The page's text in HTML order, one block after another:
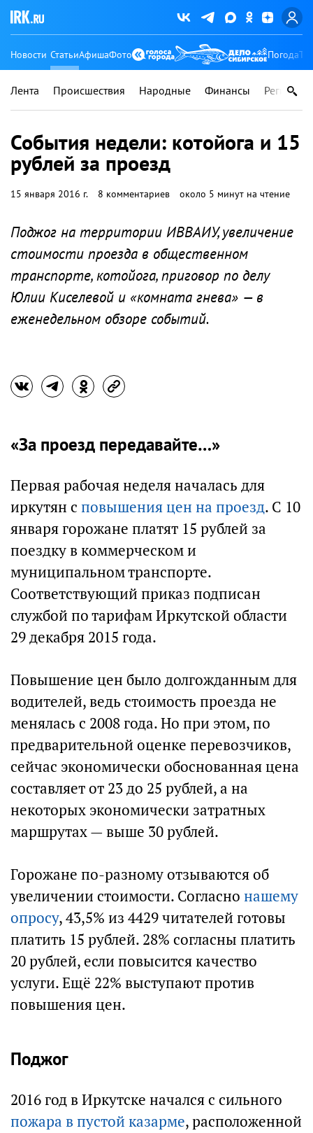
Новости СтатьиАфишаФото Погода
Лента Происшествия Народные Финансы Регионы
События недели: котойога и 15
рублей за проезд
15 января 2016 г. 8 комментариев около 5 минут на чтение
Поджог на территории ИВВАИУ, увеличение
стоимости проезда в общественном
транспорте, котойога, приговор по делу
Юлии Киселевой и «комната гнева» — в
еженедельном обзоре событий.
«За проезд передавайте…»
Первая рабочая неделя началась для
иркутян с повышения цен на проезд. С 10
января горожане платят 15 рублей за
поездку в коммерческом и
муниципальном транспорте.
Соответствующий приказ подписан
службой по тарифам Иркутской области
29 декабря 2015 года.
Повышение цен было долгожданным для
водителей, ведь стоимость проезда не
менялась с 2008 года. Но при этом, по
предварительной оценке перевозчиков,
сейчас экономически обоснованная цена
составляет от 23 до 25 рублей, а на
некоторых экономически затратных
маршрутах — выше 30 рублей.
Горожане по-разному отзываются об
увеличении стоимости. Согласно нашему
опросу, 43,5% из 4429 читателей готовы
платить 15 рублей. 28% согласны платить
20 рублей, если повысится качество
услуги. Ещё 22% выступают против
повышения цен.
Поджог
2016 год в Иркутске начался с сильного
пожара в пустой казарме, расположенной